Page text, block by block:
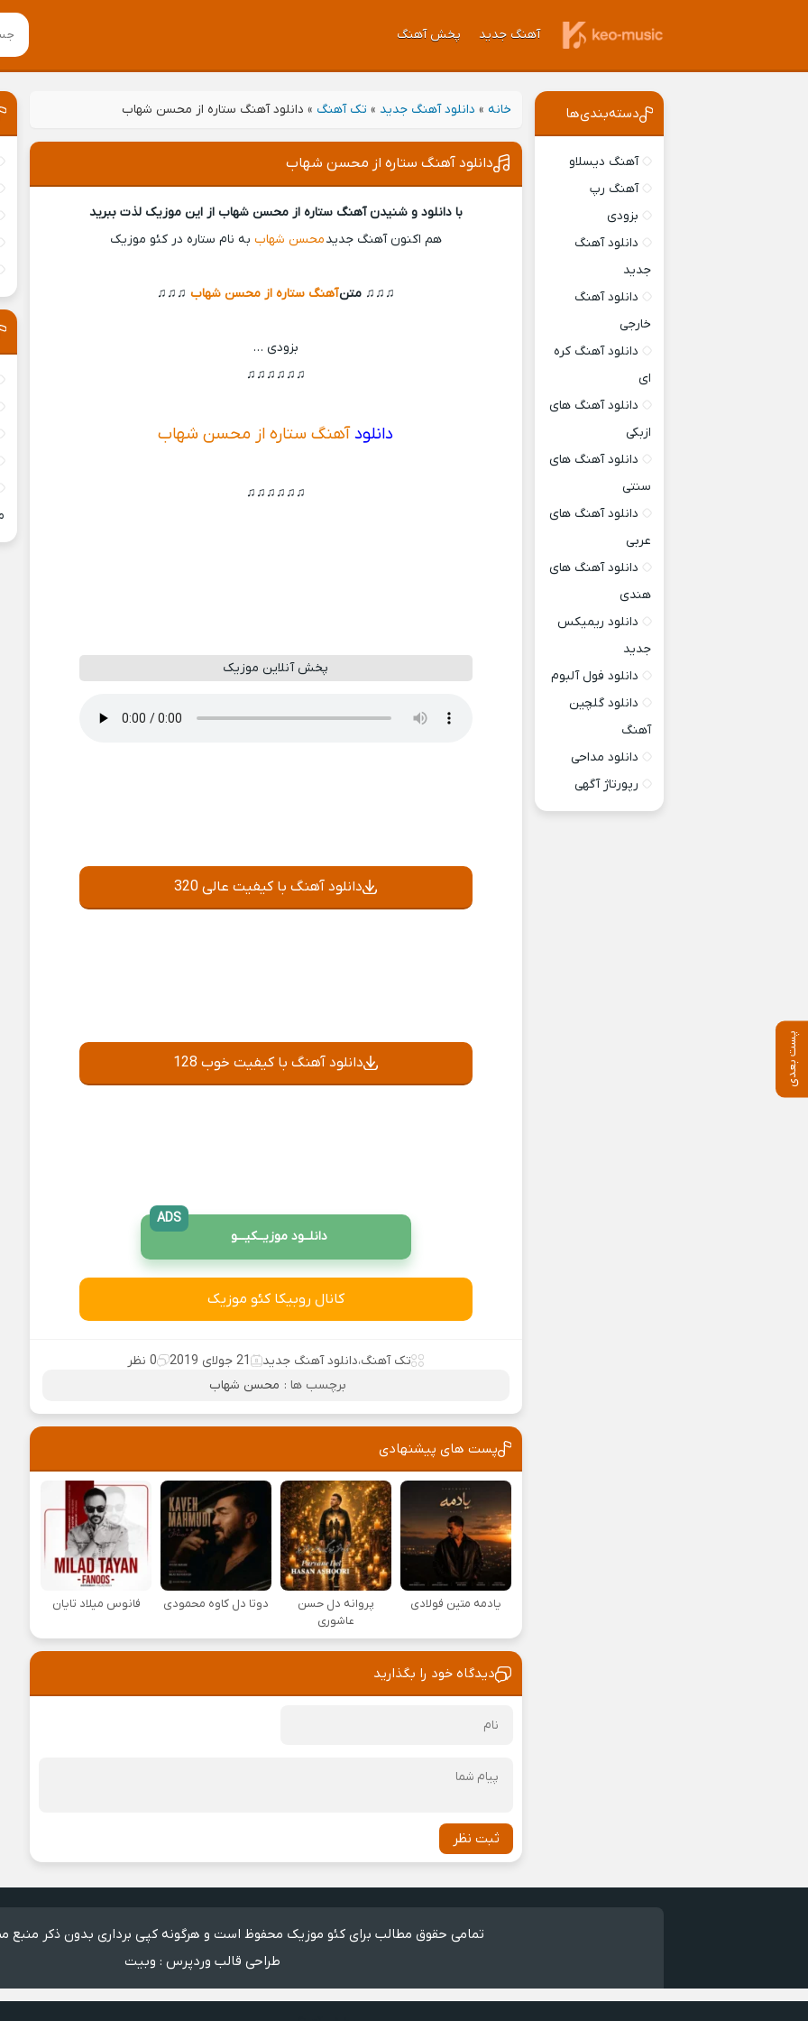
آهنگ جدید پخش آهنگ
خانه » دانلود آهنگ جدید » تک آهنگ » دانلود آهنگ ستاره از محسن شهاب
پست بعدی
دانلود آهنگ ستاره از محسن شهاب
با دانلود و شنیدن آهنگ ستاره از محسن شهاب از این موزیک لذت ببرید
هم اکنون آهنگ جدیدمحسن شهاب به نام ستاره در کئو موزیک
♫♫♫ متنآهنگ ستاره از محسن شهاب ♫♫♫
بزودی …
♫♫♫♫♫♫
دانلودآهنگ ستاره از محسن شهاب
♫♫♫♫♫♫
پخش آنلاین موزیک
دانلود آهنگ با کیفیت عالی 320
دانلود آهنگ با کیفیت خوب 128
دانلــود موزیــکیـــو
ADS
کانال روبیکا کئو موزیک
تک آهنگ،دانلود آهنگ جدید 21 جولای 2019
0 نظر
برچسب ها : محسن شهاب
پست های پیشنهادی
یادمه متین فولادی
پروانه دل حسن
عاشوری
دوتا دل کاوه محمودی فانوس میلاد تایان
دیدگاه خود را بگذارید
ثبت نظر
دسته‌بندی‌ها
آهنگ دیسلاو
آهنگ رپ
بزودی
دانلود آهنگ
جدید
دانلود آهنگ
خارجی
دانلود آهنگ کره
ای
دانلود آهنگ های
ازبکی
دانلود آهنگ های
سنتی
دانلود آهنگ های
عربی
دانلود آهنگ های
هندی
دانلود ریمیکس
جدید
دانلود فول آلبوم
دانلود گلچین
آهنگ
دانلود مداحی
رپورتاژ آگهی
تمامی حقوق مطالب برای کئو موزیک محفوظ است و هرگونه کپی برداری بدون ذکر منبع
طراحی قالب وردپرس : وبیت